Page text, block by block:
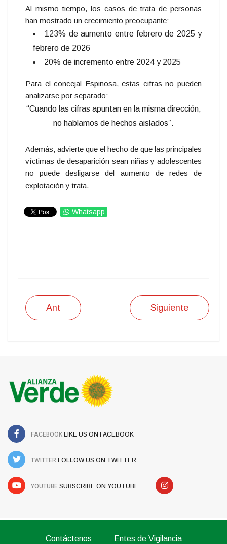
Al mismo tiempo, los casos de trata de personas
han mostrado un crecimiento preocupante:
123% de aumento entre febrero de 2025 y
febrero de 2026
20% de incremento entre 2024 y 2025
Para el concejal Espinosa, estas cifras no pueden
analizarse por separado:
“Cuando las cifras apuntan en la misma dirección,
no hablamos de hechos aislados”.
Además, advierte que el hecho de que las principales
víctimas de desaparición sean niñas y adolescentes
no puede desligarse del aumento de redes de
explotación y trata.
Whatsapp
Ant Siguiente
FACEBOOK LIKE US ON FACEBOOK
TWITTER FOLLOW US ON TWITTER
YOUTUBE SUBSCRIBE ON YOUTUBE
Contáctenos Entes de Vigilancia